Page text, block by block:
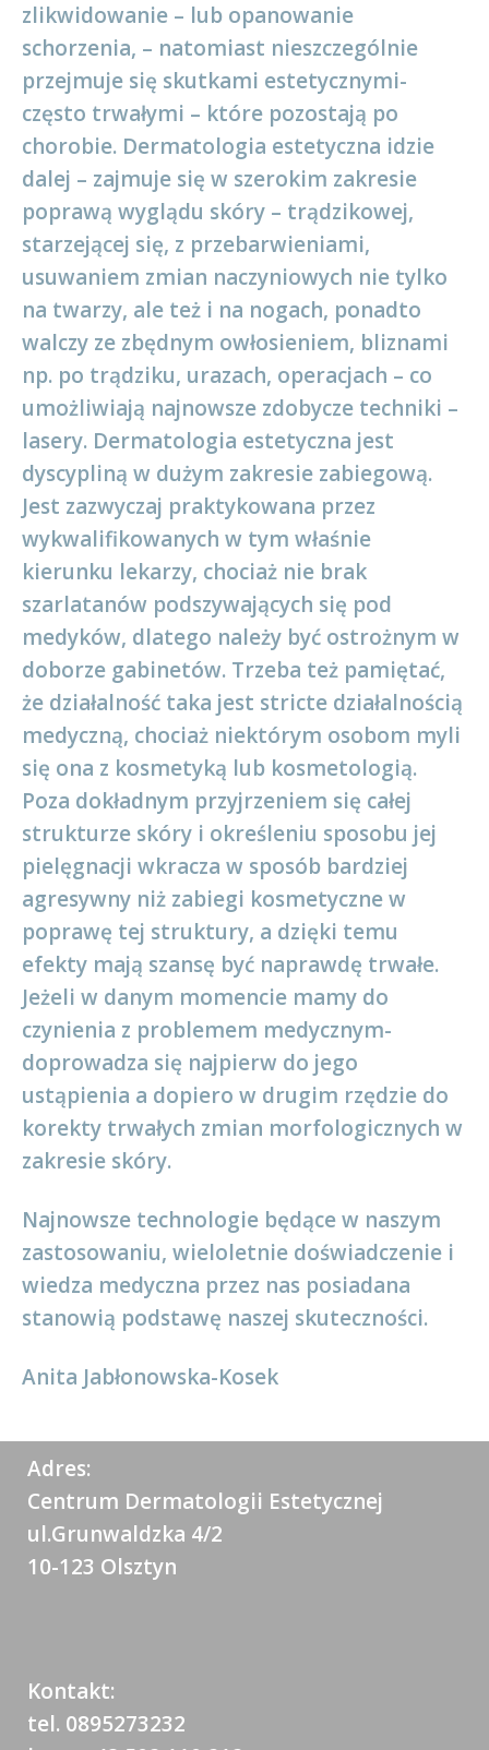
zlikwidowanie – lub opanowanie
schorzenia, – natomiast nieszczególnie
przejmuje się skutkami estetycznymi-
często trwałymi – które pozostają po
chorobie. Dermatologia estetyczna idzie
dalej – zajmuje się w szerokim zakresie
poprawą wyglądu skóry – trądzikowej,
starzejącej się, z przebarwieniami,
usuwaniem zmian naczyniowych nie tylko
na twarzy, ale też i na nogach, ponadto
walczy ze zbędnym owłosieniem, bliznami
np. po trądziku, urazach, operacjach – co
umożliwiają najnowsze zdobycze techniki –
lasery. Dermatologia estetyczna jest
dyscypliną w dużym zakresie zabiegową.
Jest zazwyczaj praktykowana przez
wykwalifikowanych w tym właśnie
kierunku lekarzy, chociaż nie brak
szarlatanów podszywających się pod
medyków, dlatego należy być ostrożnym w
doborze gabinetów. Trzeba też pamiętać,
że działalność taka jest stricte działalnością
medyczną, chociaż niektórym osobom myli
się ona z kosmetyką lub kosmetologią.
Poza dokładnym przyjrzeniem się całej
strukturze skóry i określeniu sposobu jej
pielęgnacji wkracza w sposób bardziej
agresywny niż zabiegi kosmetyczne w
poprawę tej struktury, a dzięki temu
efekty mają szansę być naprawdę trwałe.
Jeżeli w danym momencie mamy do
czynienia z problemem medycznym-
doprowadza się najpierw do jego
ustąpienia a dopiero w drugim rzędzie do
korekty trwałych zmian morfologicznych w
zakresie skóry.
Najnowsze technologie będące w naszym
zastosowaniu, wieloletnie doświadczenie i
wiedza medyczna przez nas posiadana
stanowią podstawę naszej skuteczności.
Anita Jabłonowska-Kosek
Adres:
Centrum Dermatologii Estetycznej
ul.Grunwaldzka 4/2
10-123 Olsztyn
Kontakt:
tel. 0895273232